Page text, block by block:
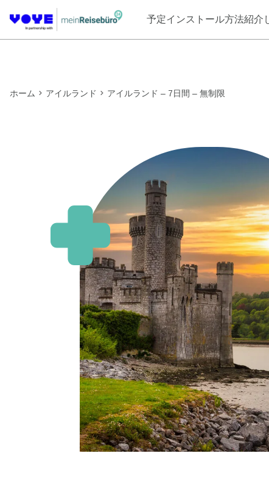
予定インストール方法紹介
ホーム アイルランド アイルランド – 7日間 – 無制限